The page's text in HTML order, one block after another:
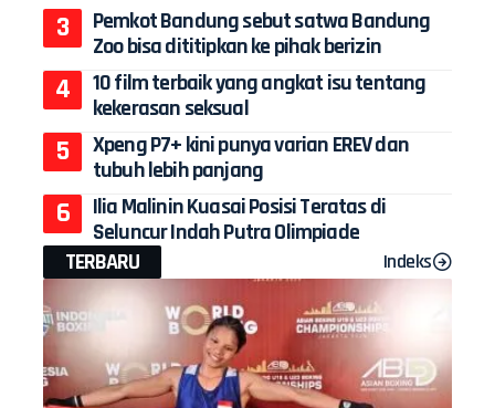
Pemkot Bandung sebut satwa Bandung
Zoo bisa dititipkan ke pihak berizin
10 film terbaik yang angkat isu tentang
kekerasan seksual
Xpeng P7+ kini punya varian EREV dan
tubuh lebih panjang
Ilia Malinin Kuasai Posisi Teratas di
Seluncur Indah Putra Olimpiade
TERBARU
Indeks